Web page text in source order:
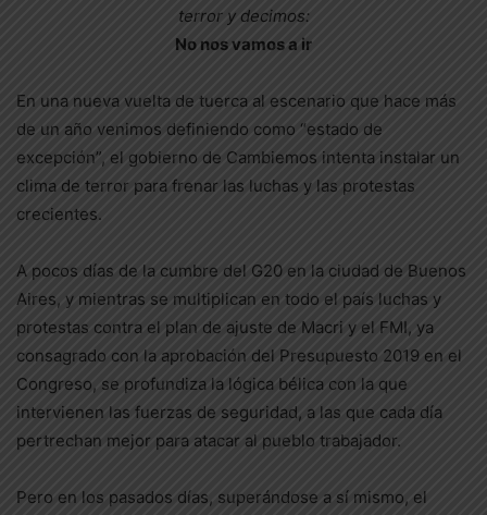
terror y decimos:
No nos vamos a ir
En una nueva vuelta de tuerca al escenario que hace más
de un año venimos definiendo como “estado de
excepción”, el gobierno de Cambiemos intenta instalar un
clima de terror para frenar las luchas y las protestas
crecientes.
A pocos días de la cumbre del G20 en la ciudad de Buenos
Aires, y mientras se multiplican en todo el país luchas y
protestas contra el plan de ajuste de Macri y el FMI, ya
consagrado con la aprobación del Presupuesto 2019 en el
Congreso, se profundiza la lógica bélica con la que
intervienen las fuerzas de seguridad, a las que cada día
pertrechan mejor para atacar al pueblo trabajador.
Pero en los pasados días, superándose a sí mismo, el